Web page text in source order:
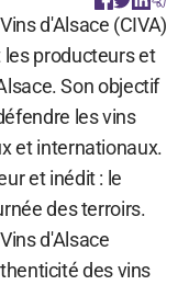
d'Alsace (CIVA)
producteurs et
Son objectif
les vins
et internationaux.
et inédit : le
des terroirs.
d'Alsace
des vins